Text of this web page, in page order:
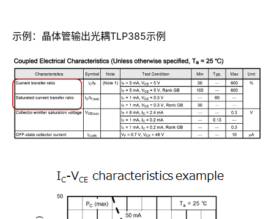
示例：晶体管输出光耦TLP385示例